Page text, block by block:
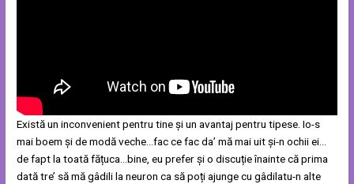
Există un inconvenient pentru tine și un avantaj pentru tipese. Io-s
mai boem și de modă veche…fac ce fac da’ mă mai uit și-n ochii ei…
de fapt la toată fățuca…bine, eu prefer și o discuție înainte că prima
dată tre’ să mă gâdili la neuron ca să poți ajunge cu gâdilatu-n alte